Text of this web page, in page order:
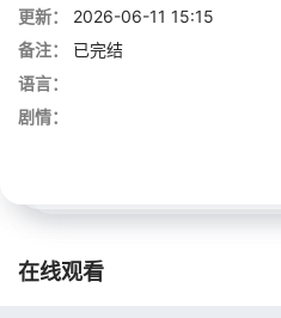
更新：
2026-06-11 15:15
备注：
已完结
语言：
剧情：
在线观看